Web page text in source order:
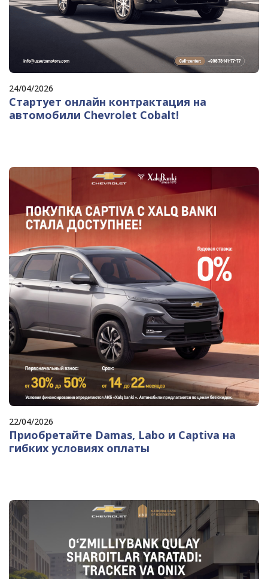
24/04/2026
Стартует онлайн контрактация на
автомобили Chevrolet Cobalt!
22/04/2026
Приобретайте Damas, Labo и Captiva на
гибких условиях оплаты